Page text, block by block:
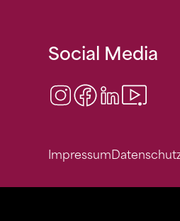
Social Media
Instagram
Facebook
LinkedIn
Impressum